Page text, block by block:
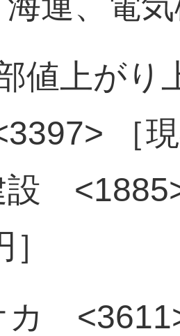
値上がり
［
設
カ